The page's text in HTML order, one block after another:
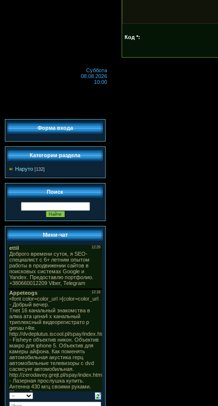
Код *:
Суббота
08.08.2026
10:00
Форма входа
Категории раздела
Наруто [132]
Поиск
Мини-чат